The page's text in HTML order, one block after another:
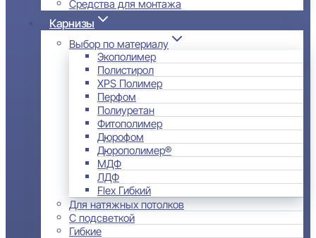
Средства для монтажа
Карнизы
Выбор по материалу
Экополимер
Полистирол
XPS Полимер
Перфом
Полиуретан
Фитополимер
Дюрофом
Дюрополимер®
МДФ
ЛДФ
Flex Гибкий
Для натяжных потолков
С подсветкой
Гибкие